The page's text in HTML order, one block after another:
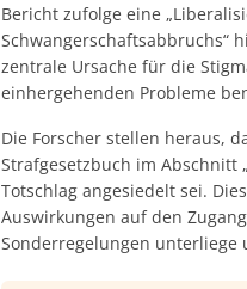
Bericht zufolge eine
Schwangerschaftsabbruchs“
zentrale Ursache für die
einhergehenden Probleme
Die Forscher stellen heraus,
Strafgesetzbuch im Abschnitt
Totschlag angesiedelt sei.
Auswirkungen auf den
Sonderregelungen